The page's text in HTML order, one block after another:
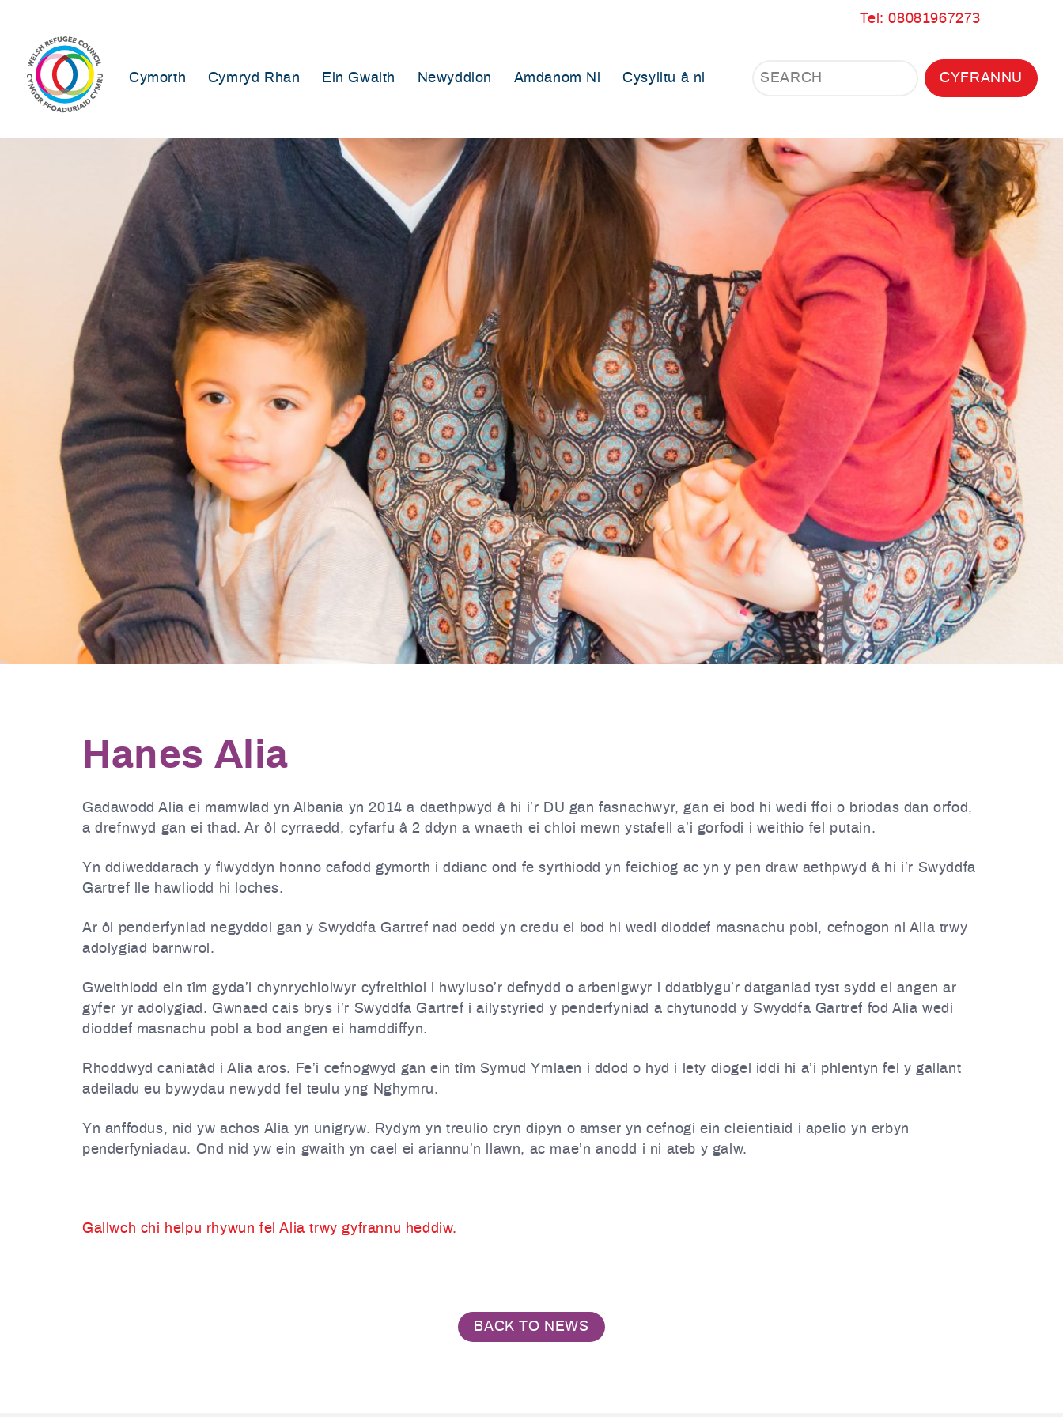
content
Tel: 08081967273
Cymorth Cymryd Rhan Ein Gwaith Newyddion Amdanom Ni Cysylltu â ni
Search
Search
Search
CYFRANNU
Hanes Alia
Gadawodd Alia ei mamwlad yn Albania yn 2014 a daethpwyd â hi i’r DU gan fasnachwyr, gan ei bod hi wedi ffoi o briodas dan orfod,
a drefnwyd gan ei thad. Ar ôl cyrraedd, cyfarfu â 2 ddyn a wnaeth ei chloi mewn ystafell a’i gorfodi i weithio fel putain.
Yn ddiweddarach y flwyddyn honno cafodd gymorth i ddianc ond fe syrthiodd yn feichiog ac yn y pen draw aethpwyd â hi i’r Swyddfa
Gartref lle hawliodd hi loches.
Ar ôl penderfyniad negyddol gan y Swyddfa Gartref nad oedd yn credu ei bod hi wedi dioddef masnachu pobl, cefnogon ni Alia trwy
adolygiad barnwrol.
Gweithiodd ein tîm gyda’i chynrychiolwyr cyfreithiol i hwyluso’r defnydd o arbenigwyr i ddatblygu’r datganiad tyst sydd ei angen ar
gyfer yr adolygiad. Gwnaed cais brys i’r Swyddfa Gartref i ailystyried y penderfyniad a chytunodd y Swyddfa Gartref fod Alia wedi
dioddef masnachu pobl a bod angen ei hamddiffyn.
Rhoddwyd caniatâd i Alia aros. Fe’i cefnogwyd gan ein tîm Symud Ymlaen i ddod o hyd i lety diogel iddi hi a’i phlentyn fel y gallant
adeiladu eu bywydau newydd fel teulu yng Nghymru.
Yn anffodus, nid yw achos Alia yn unigryw. Rydym yn treulio cryn dipyn o amser yn cefnogi ein cleientiaid i apelio yn erbyn
penderfyniadau. Ond nid yw ein gwaith yn cael ei ariannu’n llawn, ac mae’n anodd i ni ateb y galw.
Gallwch chi helpu rhywun fel Alia trwy gyfrannu heddiw.
BACK TO NEWS